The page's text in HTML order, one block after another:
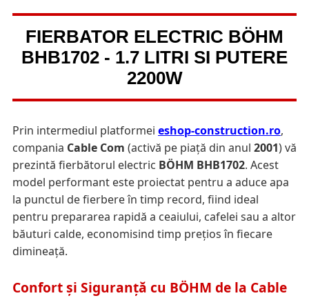
FIERBATOR ELECTRIC BÖHM
BHB1702 - 1.7 LITRI SI PUTERE
2200W
Prin intermediul platformei eshop-construction.ro,
compania Cable Com (activă pe piață din anul 2001) vă
prezintă fierbătorul electric BÖHM BHB1702. Acest
model performant este proiectat pentru a aduce apa
la punctul de fierbere în timp record, fiind ideal
pentru prepararea rapidă a ceaiului, cafelei sau a altor
băuturi calde, economisind timp prețios în fiecare
dimineață.
Confort și Siguranță cu BÖHM de la Cable